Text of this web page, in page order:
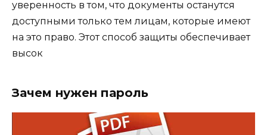
уверенность в том, что документы останутся
доступными только тем лицам, которые имеют
на это право. Этот способ защиты обеспечивает
высок
Зачем нужен пароль